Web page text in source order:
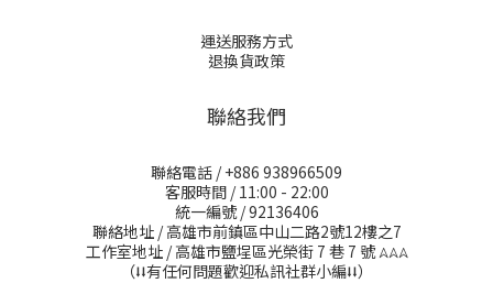
運送服務方式
退換貨政策
聯絡我們
聯絡電話 / +886 938966509
客服時間 / 11:00 - 22:00
統一編號 / 92136406
聯絡地址 / 高雄市前鎮區中山二路2號12樓之7
工作室地址 / 高雄市鹽埕區光榮街 7 巷 7 號𖤂𖤂𖤂
（⭣⭣有任何問題歡迎私訊社群小編⭣⭣）